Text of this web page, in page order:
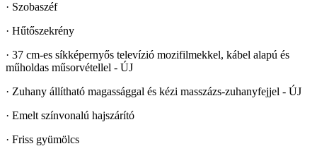
· Szobaszéf
· Hűtőszekrény
· 37 cm-es síkképernyős televízió mozifilmekkel, kábel alapú és
műholdas műsorvétellel - ÚJ
· Zuhany állítható magassággal és kézi masszázs-zuhanyfejjel - ÚJ
· Emelt színvonalú hajszárító
· Friss gyümölcs